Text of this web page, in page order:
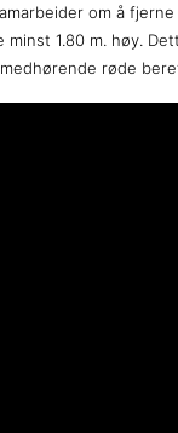
om å
1.80 m. høy.
røde